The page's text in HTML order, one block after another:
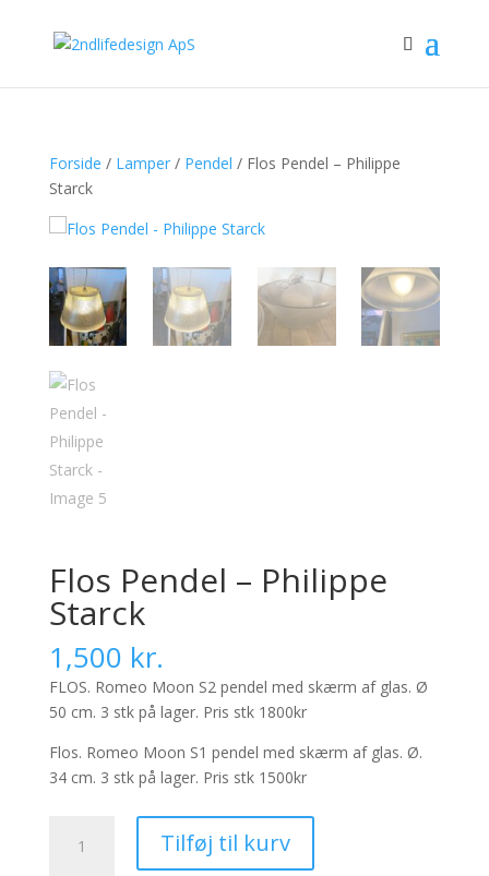
Forside / Lamper/ Pendel / Flos Pendel – Philippe
Starck
Flos Pendel – Philippe
Starck
1,500 kr.
FLOS. Romeo Moon S2 pendel med skærm af glas. Ø
50 cm. 3 stk på lager. Pris stk 1800kr
Flos. Romeo Moon S1 pendel med skærm af glas. Ø.
34 cm. 3 stk på lager. Pris stk 1500kr
Pendel
Tilføj til kurv